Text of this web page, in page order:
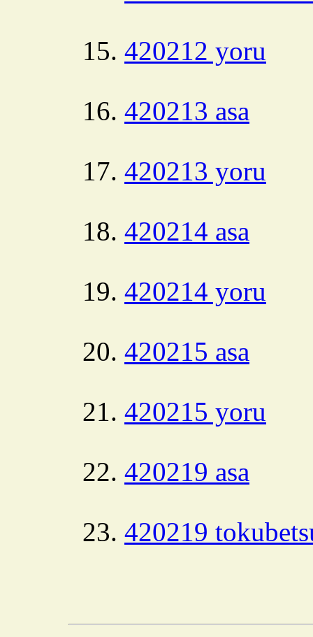
420212 yoru
420213 asa
420213 yoru
420214 asa
420214 yoru
420215 asa
420215 yoru
420219 asa
420219